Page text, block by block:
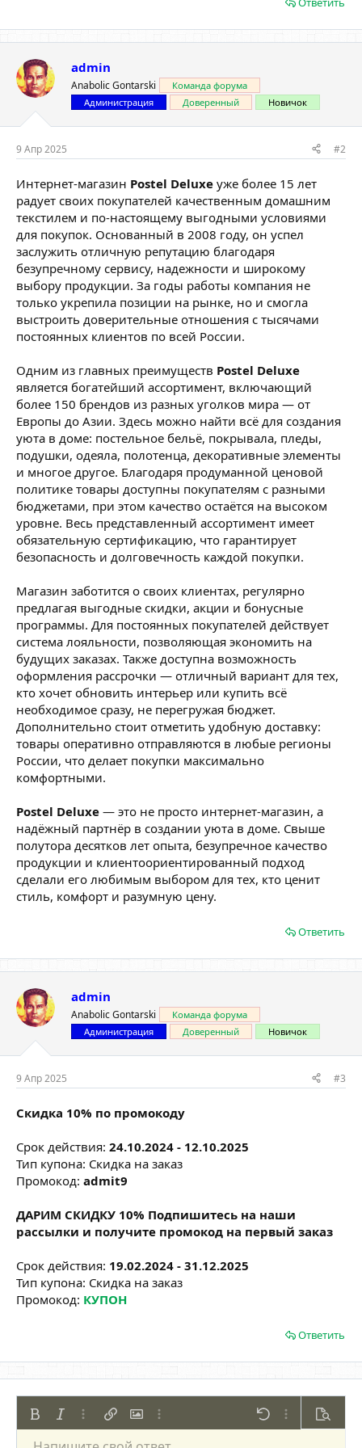
admin
Anabolic Gontarski
Команда форума
Администрация
Доверенный Новичок
9 Апр 2025 #2
Интернет-магазин Postel Deluxe уже более 15 лет
радует своих покупателей качественным домашним
текстилем и по-настоящему выгодными условиями
для покупок. Основанный в 2008 году, он успел
заслужить отличную репутацию благодаря
безупречному сервису, надежности и широкому
выбору продукции. За годы работы компания не
только укрепила позиции на рынке, но и смогла
выстроить доверительные отношения с тысячами
постоянных клиентов по всей России.
Одним из главных преимуществ Postel Deluxe
является богатейший ассортимент, включающий
более 150 брендов из разных уголков мира — от
Европы до Азии. Здесь можно найти всё для создания
уюта в доме: постельное бельё, покрывала, пледы,
подушки, одеяла, полотенца, декоративные элементы
и многое другое. Благодаря продуманной ценовой
политике товары доступны покупателям с разными
бюджетами, при этом качество остаётся на высоком
уровне. Весь представленный ассортимент имеет
обязательную сертификацию, что гарантирует
безопасность и долговечность каждой покупки.
Магазин заботится о своих клиентах, регулярно
предлагая выгодные скидки, акции и бонусные
программы. Для постоянных покупателей действует
система лояльности, позволяющая экономить на
будущих заказах. Также доступна возможность
оформления рассрочки — отличный вариант для тех,
кто хочет обновить интерьер или купить всё
необходимое сразу, не перегружая бюджет.
Дополнительно стоит отметить удобную доставку:
товары оперативно отправляются в любые регионы
России, что делает покупки максимально
комфортными.
Postel Deluxe — это не просто интернет-магазин, а
надёжный партнёр в создании уюта в доме. Свыше
полутора десятков лет опыта, безупречное качество
продукции и клиентоориентированный подход
сделали его любимым выбором для тех, кто ценит
стиль, комфорт и разумную цену.
Ответить
admin
Anabolic Gontarski
Команда форума
Администрация
Доверенный Новичок
9 Апр 2025 #3
Скидка 10% по промокоду
Срок действия: 24.10.2024 - 12.10.2025
Тип купона: Скидка на заказ
Промокод: admit9
ДАРИМ СКИДКУ 10% Подпишитесь на наши
рассылки и получите промокод на первый заказ
Срок действия: 19.02.2024 - 31.12.2025
Тип купона: Скидка на заказ
Промокод: КУПОН
Ответить
ЖирныйКурсивДополнительно...
Вставить ссылку
Вставить изображение
Дополнительно... Отменить